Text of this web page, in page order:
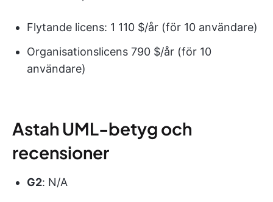
Flytande licens: 1 110 $/år (för 10 användare)
Organisationslicens 790 $/år (för 10
användare)
Astah UML-betyg och
recensioner
G2: N/A